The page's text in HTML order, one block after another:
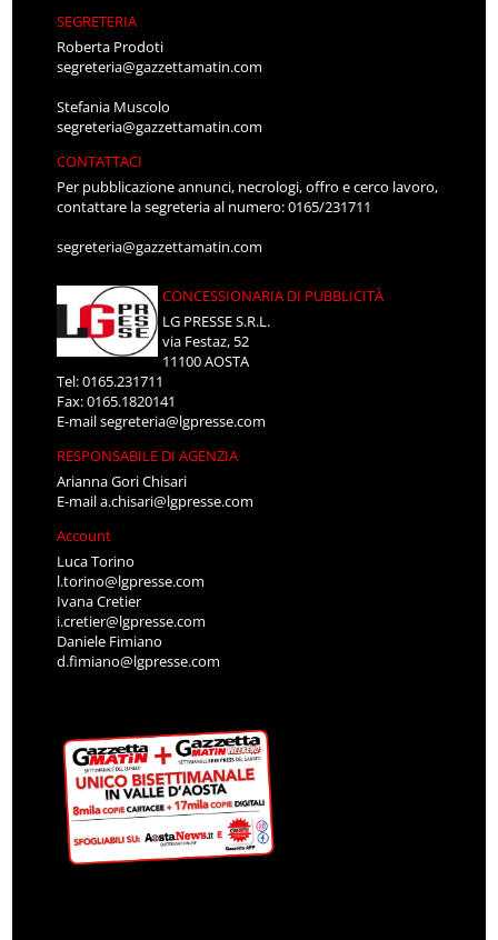
SEGRETERIA
Roberta Prodoti
segreteria@gazzettamatin.com
Stefania Muscolo
segreteria@gazzettamatin.com
CONTATTACI
Per pubblicazione annunci, necrologi, offro e cerco lavoro,
contattare la segreteria al numero: 0165/231711
segreteria@gazzettamatin.com
CONCESSIONARIA DI PUBBLICITÀ
LG PRESSE S.R.L.
via Festaz, 52
11100 AOSTA
Tel: 0165.231711
Fax: 0165.1820141
E-mailsegreteria@lgpresse.com
RESPONSABILE DI AGENZIA
Arianna Gori Chisari
E-maila.chisari@lgpresse.com
Account
Luca Torino
l.torino@lgpresse.com
Ivana Cretier
i.cretier@lgpresse.com
Daniele Fimiano
d.fimiano@lgpresse.com